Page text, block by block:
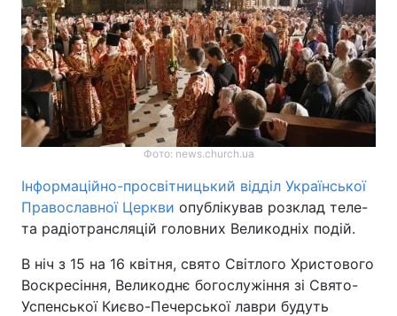
Фото: news.church.ua
Інформаційно-просвітницький відділ Української
Православної Церкви опублікував розклад теле-
та радіотрансляцій головних Великодніх подій.
В ніч з 15 на 16 квітня, свято Світлого Христового
Воскресіння, Великоднє богослужіння зі Свято-
Успенської Києво-Печерської лаври будуть